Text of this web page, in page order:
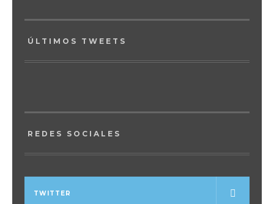
ÚLTIMOS TWEETS
REDES SOCIALES
TWITTER